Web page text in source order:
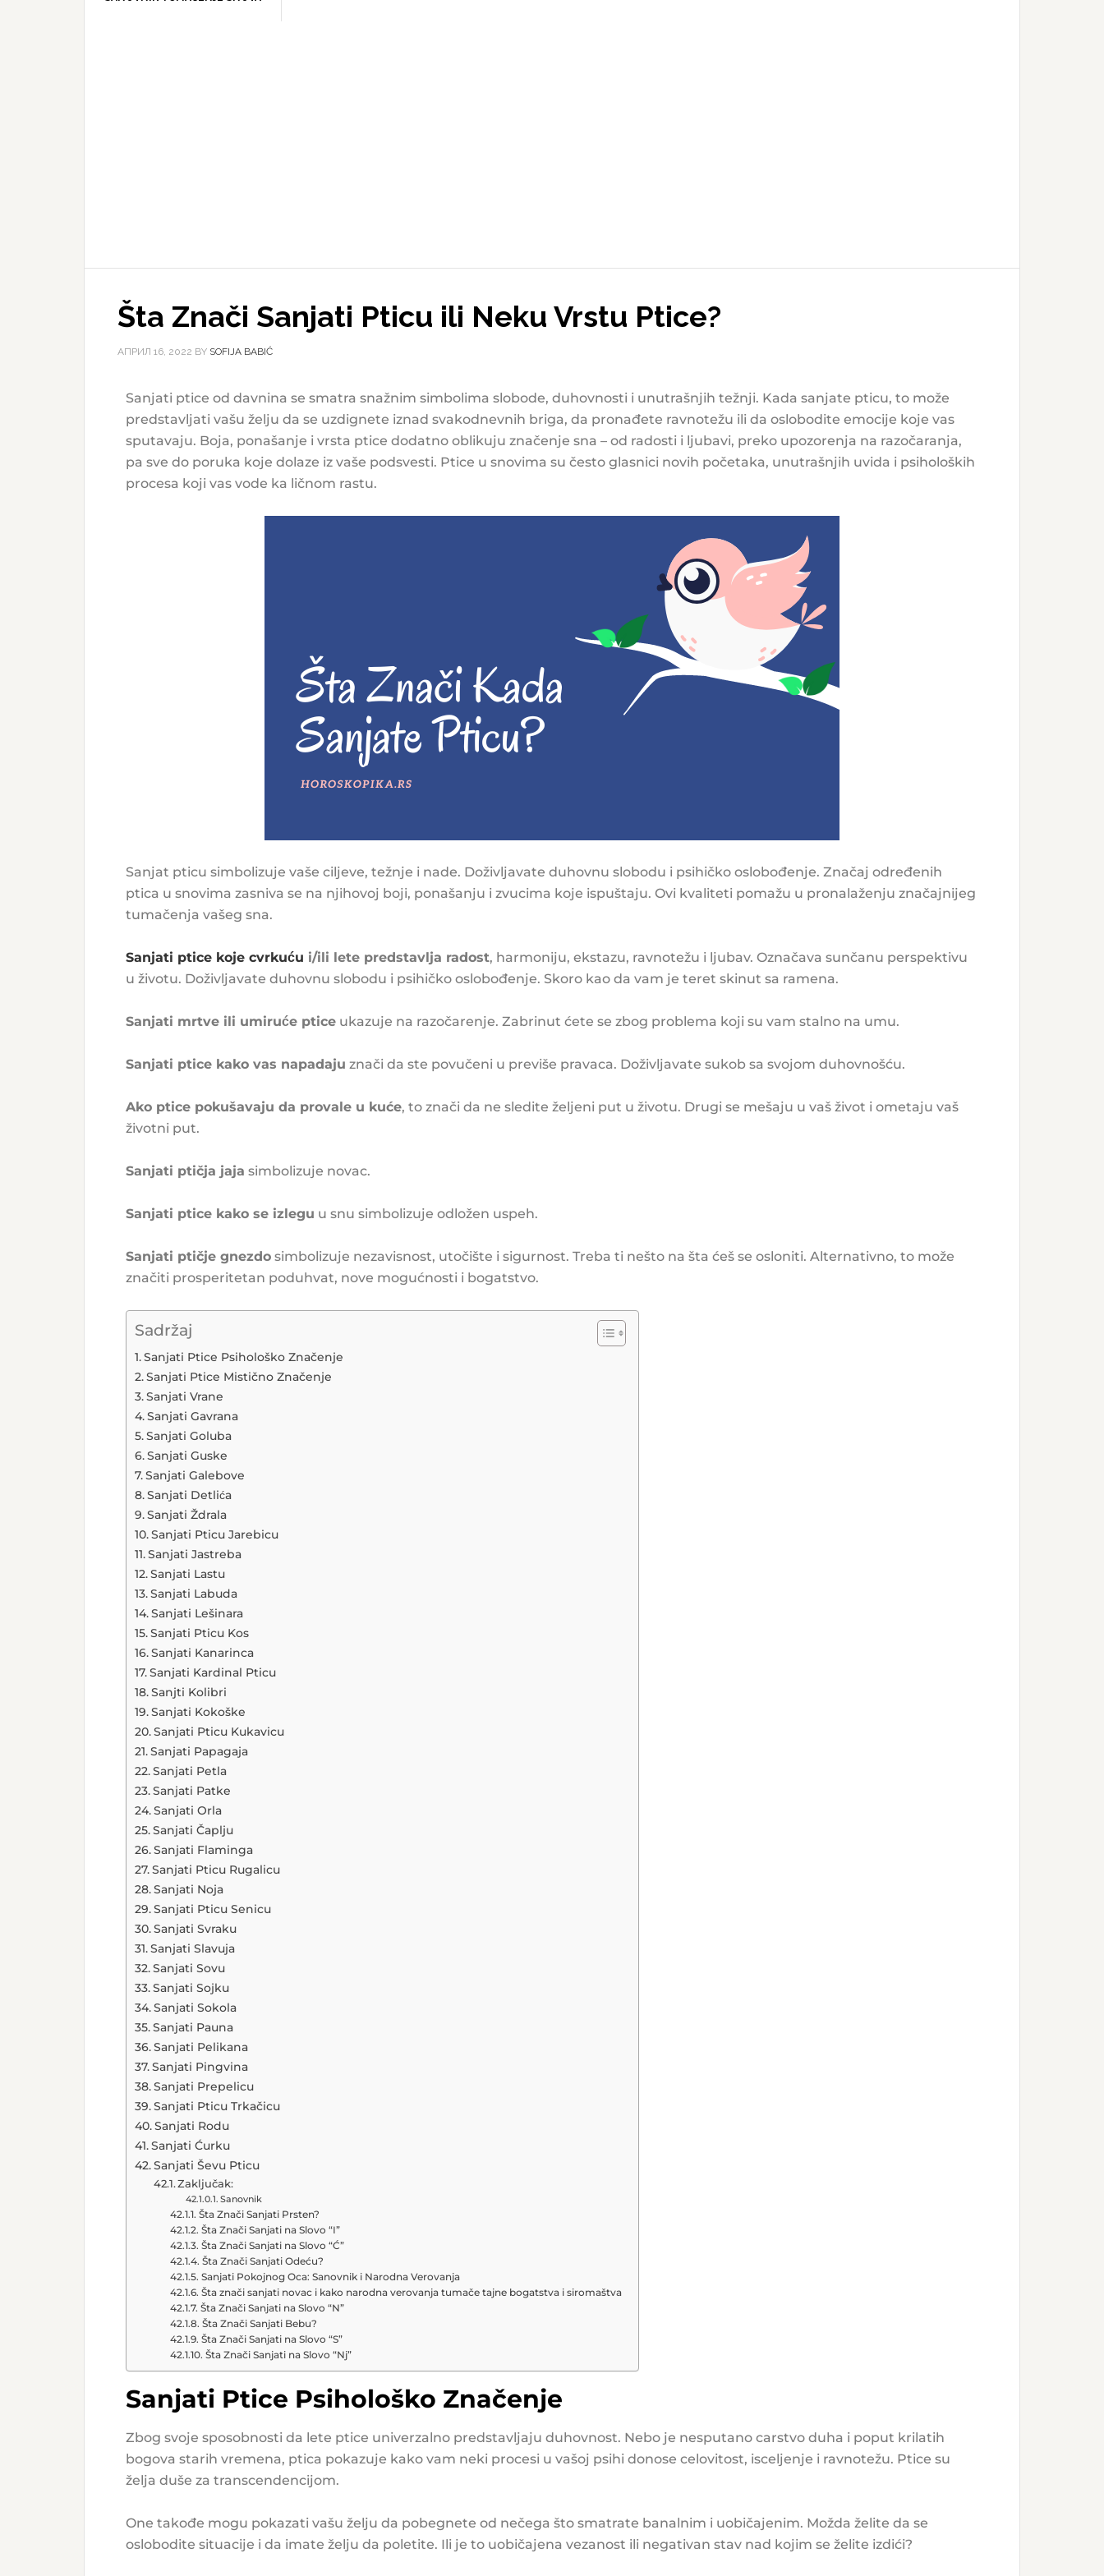
Šta Znači Sanjati Pticu ili Neku Vrstu Ptice?
АПРИЛ 16, 2022 BY SOFIJA BABIĆ
Sanjati ptice od davnina se smatra snažnim simbolima slobode, duhovnosti i unutrašnjih težnji. Kada sanjate pticu, to može
predstavljati vašu želju da se uzdignete iznad svakodnevnih briga, da pronađete ravnotežu ili da oslobodite emocije koje vas
sputavaju. Boja, ponašanje i vrsta ptice dodatno oblikuju značenje sna – od radosti i ljubavi, preko upozorenja na razočaranja,
pa sve do poruka koje dolaze iz vaše podsvesti. Ptice u snovima su često glasnici novih početaka, unutrašnjih uvida i psiholoških
procesa koji vas vode ka ličnom rastu.
Sanjat pticu simbolizuje vaše ciljeve, težnje i nade. Doživljavate duhovnu slobodu i psihičko oslobođenje. Značaj određenih
ptica u snovima zasniva se na njihovoj boji, ponašanju i zvucima koje ispuštaju. Ovi kvaliteti pomažu u pronalaženju značajnijeg
tumačenja vašeg sna.
Sanjati ptice koje cvrkuću i/ili lete predstavlja radost, harmoniju, ekstazu, ravnotežu i ljubav. Označava sunčanu perspektivu
u životu. Doživljavate duhovnu slobodu i psihičko oslobođenje. Skoro kao da vam je teret skinut sa ramena.
Sanjati mrtve ili umiruće ptice ukazuje na razočarenje. Zabrinut ćete se zbog problema koji su vam stalno na umu.
Sanjati ptice kako vas napadaju znači da ste povučeni u previše pravaca. Doživljavate sukob sa svojom duhovnošću.
Ako ptice pokušavaju da provale u kuće, to znači da ne sledite željeni put u životu. Drugi se mešaju u vaš život i ometaju vaš
životni put.
Sanjati ptičja jaja simbolizuje novac.
Sanjati ptice kako se izlegu u snu simbolizuje odložen uspeh.
Sanjati ptičje gnezdo simbolizuje nezavisnost, utočište i sigurnost. Treba ti nešto na šta ćeš se osloniti. Alternativno, to može
značiti prosperitetan poduhvat, nove mogućnosti i bogatstvo.
Sadržaj
Sanjati Ptice Psihološko Značenje
Sanjati Ptice Mistično Značenje
Sanjati Vrane
Sanjati Gavrana
Sanjati Goluba
Sanjati Guske
Sanjati Galebove
Sanjati Detlića
Sanjati Ždrala
Sanjati Pticu Jarebicu
Sanjati Jastreba
Sanjati Lastu
Sanjati Labuda
Sanjati Lešinara
Sanjati Pticu Kos
Sanjati Kanarinca
Sanjati Kardinal Pticu
Sanjti Kolibri
Sanjati Kokoške
Sanjati Pticu Kukavicu
Sanjati Papagaja
Sanjati Petla
Sanjati Patke
Sanjati Orla
Sanjati Čaplju
Sanjati Flaminga
Sanjati Pticu Rugalicu
Sanjati Noja
Sanjati Pticu Senicu
Sanjati Svraku
Sanjati Slavuja
Sanjati Sovu
Sanjati Sojku
Sanjati Sokola
Sanjati Pauna
Sanjati Pelikana
Sanjati Pingvina
Sanjati Prepelicu
Sanjati Pticu Trkačicu
Sanjati Rodu
Sanjati Ćurku
Sanjati Ševu Pticu
Zaključak:
Sanovnik
Šta Znači Sanjati Prsten?
Šta Znači Sanjati na Slovo “I”
Šta Znači Sanjati na Slovo “Ć”
Šta Znači Sanjati Odeću?
Sanjati Pokojnog Oca: Sanovnik i Narodna Verovanja
Šta znači sanjati novac i kako narodna verovanja tumače tajne bogatstva i siromaštva
Šta Znači Sanjati na Slovo “N”
Šta Znači Sanjati Bebu?
Šta Znači Sanjati na Slovo “S”
Šta Znači Sanjati na Slovo “Nj”
Sanjati Ptice Psihološko Značenje
Zbog svoje sposobnosti da lete ptice univerzalno predstavljaju duhovnost. Nebo je nesputano carstvo duha i poput krilatih
bogova starih vremena, ptica pokazuje kako vam neki procesi u vašoj psihi donose celovitost, isceljenje i ravnotežu. Ptice su
želja duše za transcendencijom.
One takođe mogu pokazati vašu želju da pobegnete od nečega što smatrate banalnim i uobičajenim. Možda želite da se
oslobodite situacije i da imate želju da poletite. Ili je to uobičajena vezanost ili negativan stav nad kojim se želite izdići?